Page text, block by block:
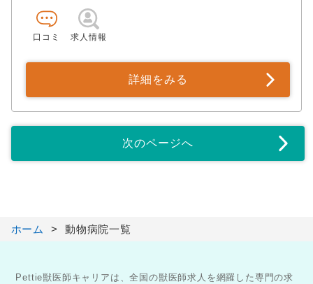
口コミ 求人情報
詳細をみる
次のページへ
ホーム 動物病院一覧
Pettie獣医師キャリアは、全国の獣医師求人を網羅した専門の求